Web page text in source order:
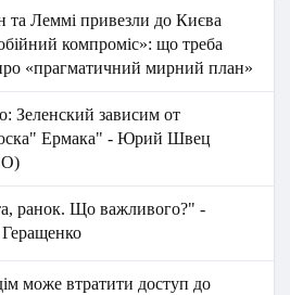
та Леммі привезли до Києва
компроміс»: що треба
«прагматичний мирний план»
Зеленский зависим от
Ермака" - Юрий Швец
ранок. Що важливого?" -
Геращенко
може втратити доступ до